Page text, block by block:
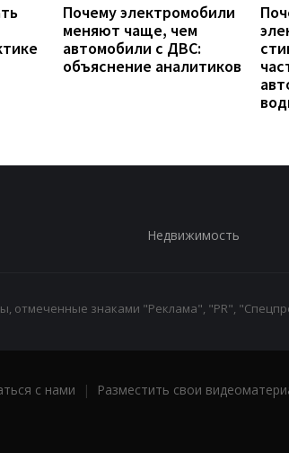
Почему электромобили
меняют чаще, чем
автомобили с ДВС:
объяснение аналитиков
Недвижимость
отмеченные знаками "Реклама", "PR",
с нами | Разместить свои